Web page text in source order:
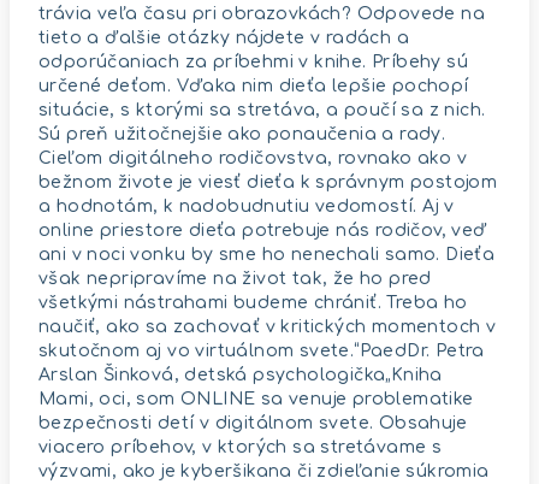
trávia veľa času pri obrazovkách? Odpovede na
tieto a ďalšie otázky nájdete v radách a
odporúčaniach za príbehmi v knihe. Príbehy sú
určené deťom. Vďaka nim dieťa lepšie pochopí
situácie, s ktorými sa stretáva, a poučí sa z nich.
Sú preň užitočnejšie ako ponaučenia a rady.
Cieľom digitálneho rodičovstva, rovnako ako v
bežnom živote je viesť dieťa k správnym postojom
a hodnotám, k nadobudnutiu vedomostí. Aj v
online priestore dieťa potrebuje nás rodičov, veď
ani v noci vonku by sme ho nenechali samo. Dieťa
však nepripravíme na život tak, že ho pred
všetkými nástrahami budeme chrániť. Treba ho
naučiť, ako sa zachovať v kritických momentoch v
skutočnom aj vo virtuálnom svete.“PaedDr. Petra
Arslan Šinková, detská psychologička„Kniha
Mami, oci, som ONLINE sa venuje problematike
bezpečnosti detí v digitálnom svete. Obsahuje
viacero príbehov, v ktorých sa stretávame s
výzvami, ako je kyberšikana či zdieľanie súkromia